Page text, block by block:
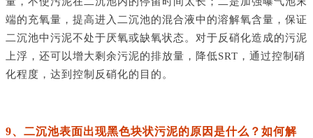
端的充氧量，提高进入二沉池的混合液中的溶解氧含量，保证
二沉池中污泥不处于厌氧或缺氧状态。对于反硝化造成的污泥
上浮，还可以增大剩余污泥的排放量，降低SRT，通过控制硝
化程度，达到控制反硝化的目的。
9、二沉池表面出现黑色块状污泥的原因是什么？如何解